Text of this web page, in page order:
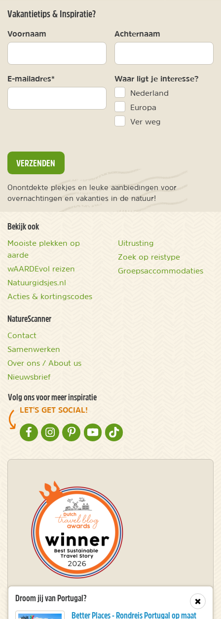
Vakantietips & Inspiratie?
Voornaam Achternaam
E-mailadres* Waar ligt je interesse?
Nederland
Europa
Ver weg
VERZENDEN
Onontdekte plekjes en leuke aanbiedingen voor
overnachtingen en vakanties in de natuur!
Bekijk ook
Mooiste plekken op
aarde
wAARDEvol reizen
Natuurgidsjes.nl
Acties & kortingscodes
Uitrusting
Zoek op reistype
Groepsaccommodaties
NatureScanner
Contact
Samenwerken
Over ons / About us
Nieuwsbrief
Volg ons voor meer inspiratie
LET'S GET SOCIAL!
NATURESCANNER OP FACEBOOK
NATURESCANNER OP INSTAGRAM
NATURESCANNER OP PINTEREST
NATURESCANNER OP YOUTUBE
NATURESCANNER OP TIKTOK
Winnaar Dutch Travel Blog Awards Sluit
Droom jij van Portugal?
Better Places - Rondreis Portugal op maat